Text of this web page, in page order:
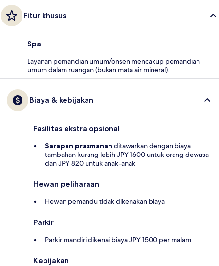
Fitur khusus
Spa
Layanan pemandian umum/onsen mencakup pemandian
umum dalam ruangan (bukan mata air mineral).
Biaya & kebijakan
Fasilitas ekstra opsional
Sarapan prasmanan ditawarkan dengan biaya
tambahan kurang lebih JPY 1600 untuk orang dewasa
dan JPY 820 untuk anak-anak
Hewan peliharaan
Hewan pemandu tidak dikenakan biaya
Parkir
Parkir mandiri dikenai biaya JPY 1500 per malam
Kebijakan